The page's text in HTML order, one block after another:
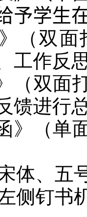
予学生
（双
工作反
（双面
馈进行
》（单
体、五
侧钉书